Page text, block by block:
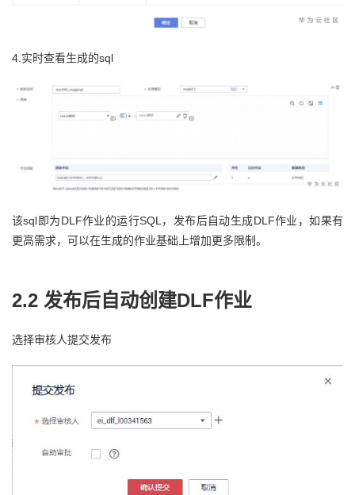
4.实时查看生成的sql
该sql即为DLF作业的运行SQL，发布后自动生成DLF作业，如果有
更高需求，可以在生成的作业基础上增加更多限制。
2.2 发布后自动创建DLF作业
选择审核人提交发布